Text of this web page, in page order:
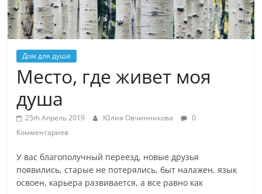
Дом для души
Место, где живет моя
душа
25th Апрель 2019 Юлия Овчинникова
0
Комментариев
У вас благополучный переезд, новые друзья
появились, старые не потерялись, быт налажен, язык
освоен, карьера развивается, а все равно как